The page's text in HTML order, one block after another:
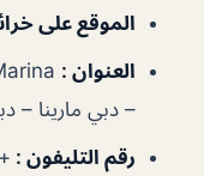
الموقع على
العنوان :
– دبي مارينا –
رقم التليفون : +97142854895